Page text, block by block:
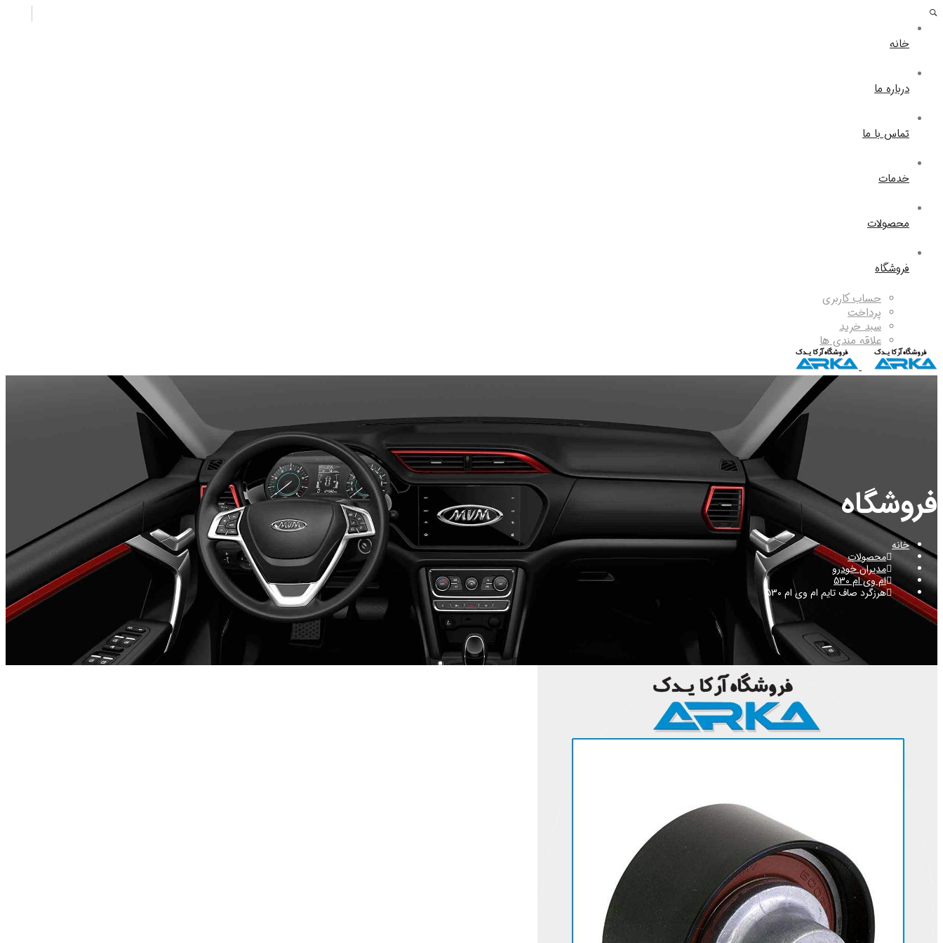
خانه
درباره ما
تماس با ما
خدمات
محصولات
فروشگاه
حساب کاربری
پرداخت
سبد خرید
علاقه مندی ها
فروشگاه
خانه
محصولات
مدیران خودرو
ام وی ام 530
هرزگرد صاف تایم ام وی ام 530